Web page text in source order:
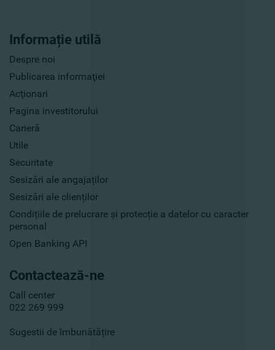
Informație utilă
Despre noi
Publicarea informaţiei
Acţionari
Pagina investitorului
Carieră
Utile
Securitate
Sesizări ale angajaților
Sesizări ale clienților
Condițiile de prelucrare și protecție a datelor cu caracter
personal
Open Banking API
Contactează-ne
Call center
022 269 999
Sugestii de îmbunătățire